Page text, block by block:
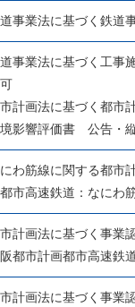
事業法に基づく鉄道
事業法に基づく工事
計画法に基づく都市
影響評価書 公告・
わ筋線に関する都市
都市高速鉄道：なに
計画法に基づく事業
都市計画都市高速鉄
計画法に基づく事業